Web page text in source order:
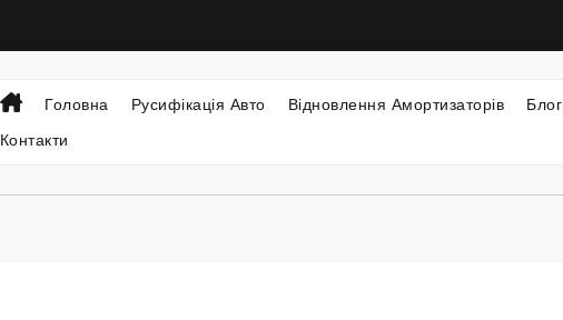
Головна Русифікація Авто Відновлення Амортизаторів
Блог
Контакти